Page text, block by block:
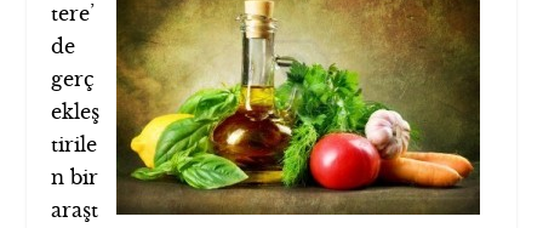
tere’
de
gerç
ekleş
tirile
n bir
araşt